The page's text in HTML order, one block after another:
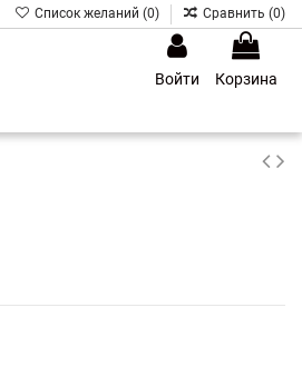
Список желаний (0) Сравнить (0)
Войти
Корзина